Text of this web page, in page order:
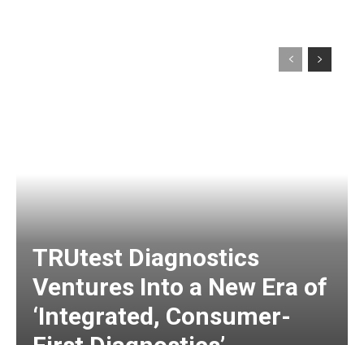
TRUtest Diagnostics
Ventures Into a New Era of
‘Integrated, Consumer-